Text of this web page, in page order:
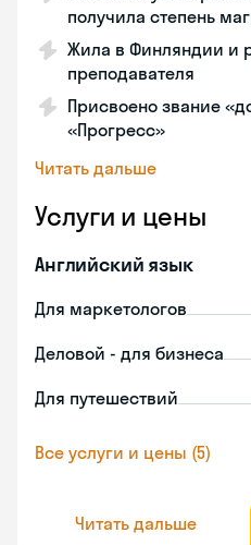
получила степень
Жила в Финляндии и
преподавателя
Присвоено звание
«Прогресс»
Читать дальше
Услуги и цены
Английский язык
Для маркетологов
Деловой - для бизнеса
Для путешествий
Все услуги и цены (5)
Читать дальше